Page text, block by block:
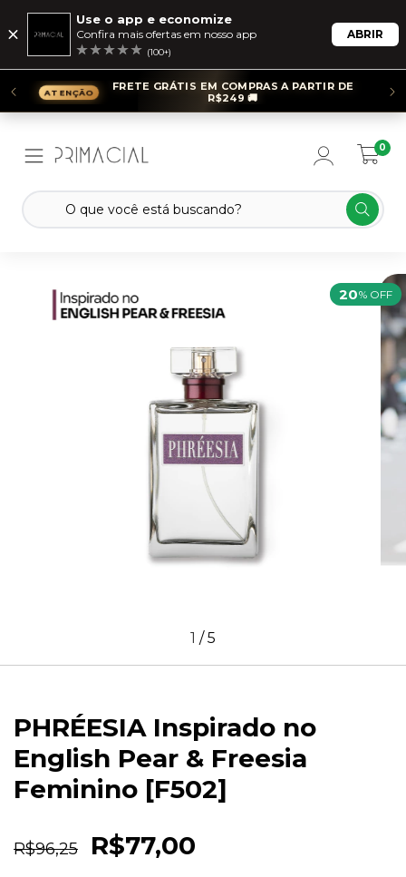
Use o app e economize
Confira mais ofertas em nosso app
(100+)
ABRIR
FRETE GRÁTIS EM COMPRAS A PARTIR DE
R$249 🚚
0
20% OFF
1 /5
PHRÉESIA Inspirado no
English Pear & Freesia
Feminino [F502]
R$96,25 R$77,00